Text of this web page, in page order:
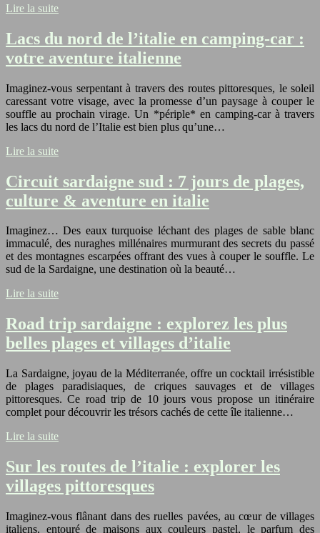
Lire la suite
Lacs du nord de l’italie en camping-car :
votre aventure italienne
Imaginez-vous serpentant à travers des routes pittoresques, le soleil
caressant votre visage, avec la promesse d’un paysage à couper le
souffle au prochain virage. Un *périple* en camping-car à travers
les lacs du nord de l’Italie est bien plus qu’une…
Lire la suite
Circuit sardaigne sud : 7 jours de plages,
culture & aventure en italie
Imaginez… Des eaux turquoise léchant des plages de sable blanc
immaculé, des nuraghes millénaires murmurant des secrets du passé
et des montagnes escarpées offrant des vues à couper le souffle. Le
sud de la Sardaigne, une destination où la beauté…
Lire la suite
Road trip sardaigne : explorez les plus
belles plages et villages d’italie
La Sardaigne, joyau de la Méditerranée, offre un cocktail irrésistible
de plages paradisiaques, de criques sauvages et de villages
pittoresques. Ce road trip de 10 jours vous propose un itinéraire
complet pour découvrir les trésors cachés de cette île italienne…
Lire la suite
Sur les routes de l’italie : explorer les
villages pittoresques
Imaginez-vous flânant dans des ruelles pavées, au cœur de villages
italiens, entouré de maisons aux couleurs pastel, le parfum des